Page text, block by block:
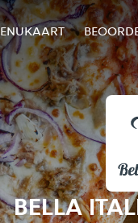
BELLA